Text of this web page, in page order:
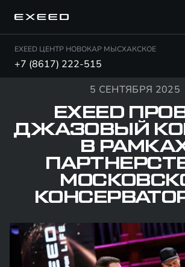
EXEED ЦЕНТР НОВОКАР МЫСХАКСКОЕ
+7 (8617) 222-515
5 СЕНТЯБРЯ 2025
EXEED
ДЖАЗОВЫЙ
В